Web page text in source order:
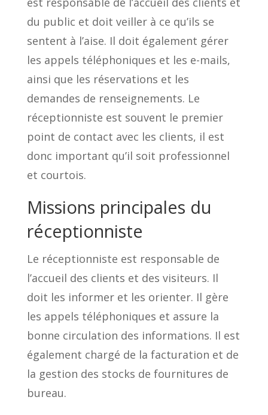
du public et doit veiller à ce qu’ils se
sentent à l’aise. Il doit également gérer
les appels téléphoniques et les e-mails,
ainsi que les réservations et les
demandes de renseignements. Le
réceptionniste est souvent le premier
point de contact avec les clients, il est
donc important qu’il soit professionnel
et courtois.
Missions principales du
réceptionniste
Le réceptionniste est responsable de
l’accueil des clients et des visiteurs. Il
doit les informer et les orienter. Il gère
les appels téléphoniques et assure la
bonne circulation des informations. Il est
également chargé de la facturation et de
la gestion des stocks de fournitures de
bureau.